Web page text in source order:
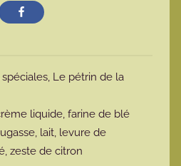
, Le pétrin de la
liquide, farine de blé
, lait, levure de
, zeste de citron